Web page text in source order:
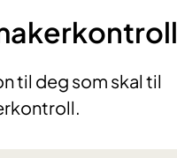
til deg som skal til